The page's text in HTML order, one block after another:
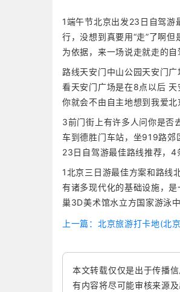
1端午节北京出发23日自驾游
行，没想到真要用“走”了啊
为依据，来一场说走就走的
路线天安门中山公园天安门
看天安门广场是在8点以后 天
你就会不由自主地想到我爱
3前门街上有许多人问你是否
车到德胜门车站，坐919路郊
23日自驾游最佳路线推荐，4
1北京三日游最佳方案和路线
有诸多现代化的基础设施，
巢3D美术馆水立方国家游泳
上一篇：北京旅游打卡地(北
本文转载仅仅是出于传播
有内容将尽可能审核来源